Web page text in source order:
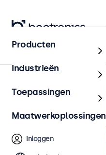
Railway
Producten
Industrieën
Toepassingen
Maatwerkoplossingen
Inloggen